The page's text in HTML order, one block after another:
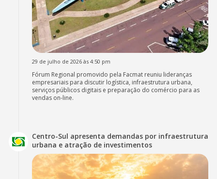
29 de julho de 2026 às 4:50 pm
Fórum Regional promovido pela Facmat reuniu lideranças
empresariais para discutir logística, infraestrutura urbana,
serviços públicos digitais e preparação do comércio para as
vendas on-line.
Centro-Sul apresenta demandas por infraestrutura
urbana e atração de investimentos